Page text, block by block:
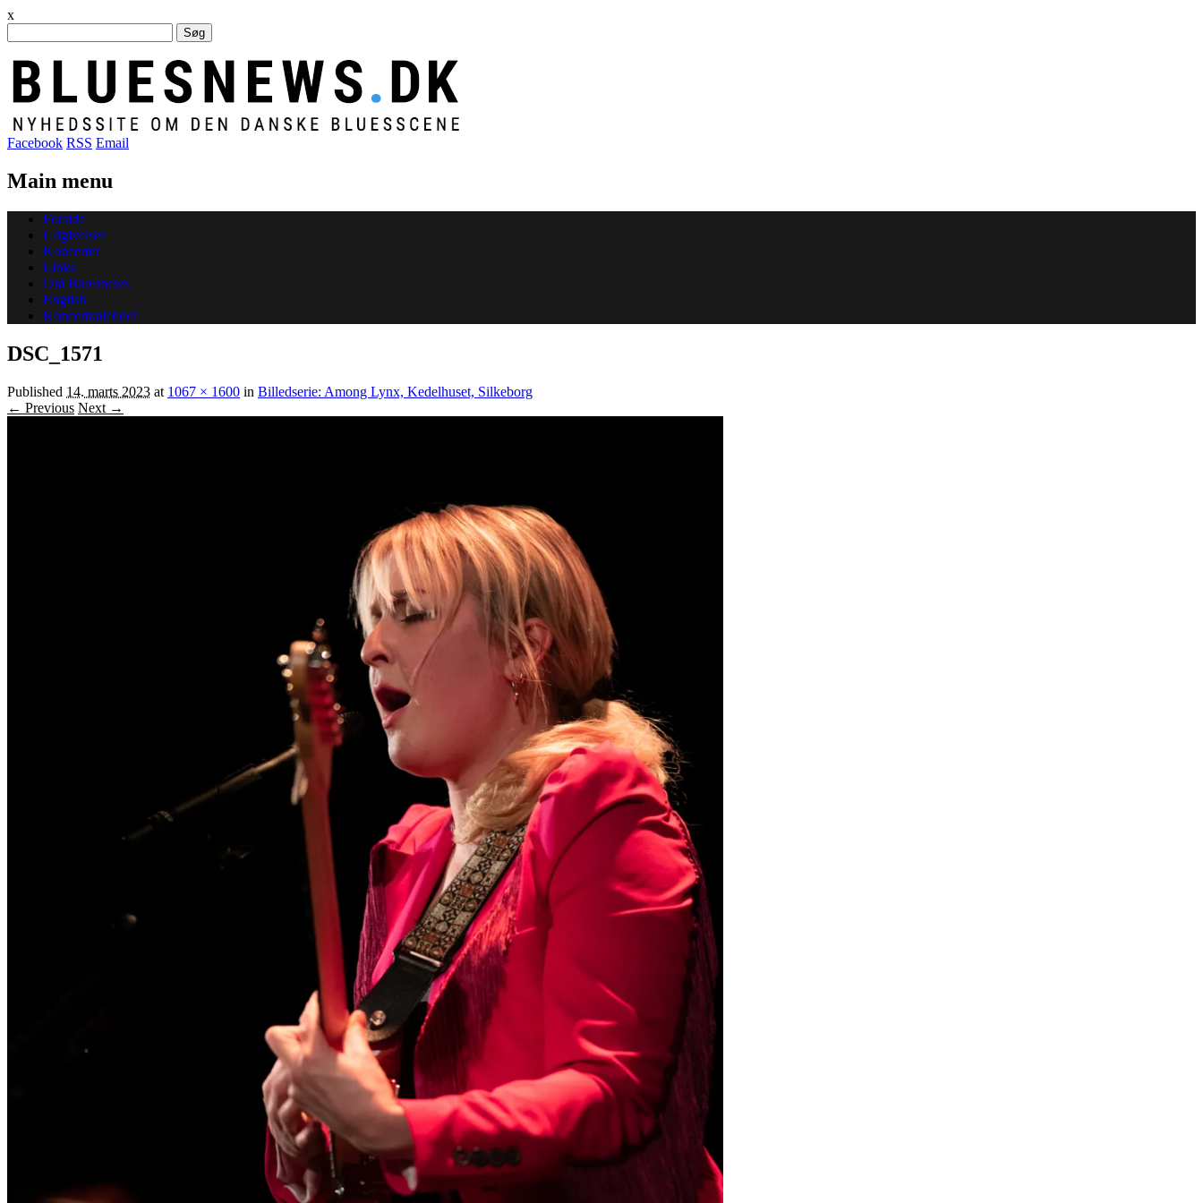
x
efter:
Facebook RSS Email
Main menu
Skip
content
Forside
Udgivelser
Koncerter
Links
Om Bluesnews
English
Koncertkalender
DSC_1571
Published 14. marts 2023 at 1067 × 1600 in Billedserie: Among Lynx, Kedelhuset, Silkeborg
← Previous Next →